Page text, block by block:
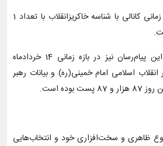
فعالترین کانال در این بازه زمانی کانالی با شناسه خاکریزانقلاب با تعداد 1
بیشترین تولید محتوا در این پیام‌رسان نیز در بازه زمانی 14 خردادماه
انقلاب اسلامی امام خمینی(ره) و بیانات رهبر
بوده است.
ظاهری و سخت‌افزاری خود و انتخاب‌هایی